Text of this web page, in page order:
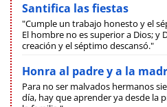
Santifica las fiestas
"Cumple un trabajo honesto y el
El hombre no es superior a Dios; y
creación y el séptimo descansó."
Honra al padre y a la
Para no ser malvados hermanos
día, hay que aprender ya desde la